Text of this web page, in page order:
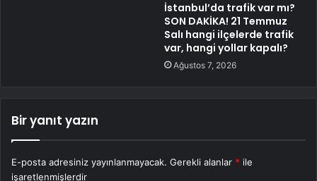
İstanbul’da trafik var mı?
SON DAKİKA! 21 Temmuz
Salı hangi ilçelerde trafik
var, hangi yollar kapalı?
Ağustos 7, 2026
Bir yanıt yazın
E-posta adresiniz yayınlanmayacak. Gerekli alanlar * ile
işaretlenmişlerdir